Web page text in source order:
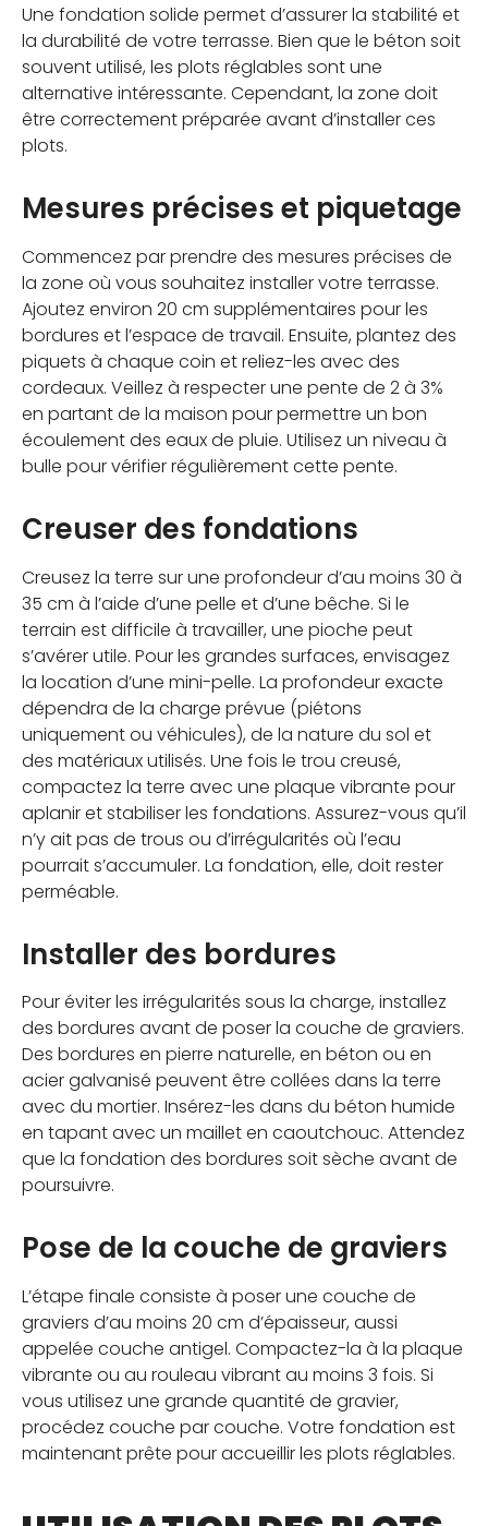
Une fondation solide permet d’assurer la stabilité et
la durabilité de votre terrasse. Bien que le béton soit
souvent utilisé, les plots réglables sont une
alternative intéressante. Cependant, la zone doit
être correctement préparée avant d’installer ces
plots.
Mesures précises et piquetage
Commencez par prendre des mesures précises de
la zone où vous souhaitez installer votre terrasse.
Ajoutez environ 20 cm supplémentaires pour les
bordures et l’espace de travail. Ensuite, plantez des
piquets à chaque coin et reliez-les avec des
cordeaux. Veillez à respecter une pente de 2 à 3%
en partant de la maison pour permettre un bon
écoulement des eaux de pluie. Utilisez un niveau à
bulle pour vérifier régulièrement cette pente.
Creuser des fondations
Creusez la terre sur une profondeur d’au moins 30 à
35 cm à l’aide d’une pelle et d’une bêche. Si le
terrain est difficile à travailler, une pioche peut
s’avérer utile. Pour les grandes surfaces, envisagez
la location d’une mini-pelle. La profondeur exacte
dépendra de la charge prévue (piétons
uniquement ou véhicules), de la nature du sol et
des matériaux utilisés. Une fois le trou creusé,
compactez la terre avec une plaque vibrante pour
aplanir et stabiliser les fondations. Assurez-vous qu’il
n’y ait pas de trous ou d’irrégularités où l’eau
pourrait s’accumuler. La fondation, elle, doit rester
perméable.
Installer des bordures
Pour éviter les irrégularités sous la charge, installez
des bordures avant de poser la couche de graviers.
Des bordures en pierre naturelle, en béton ou en
acier galvanisé peuvent être collées dans la terre
avec du mortier. Insérez-les dans du béton humide
en tapant avec un maillet en caoutchouc. Attendez
que la fondation des bordures soit sèche avant de
poursuivre.
Pose de la couche de graviers
L’étape finale consiste à poser une couche de
graviers d’au moins 20 cm d’épaisseur, aussi
appelée couche antigel. Compactez-la à la plaque
vibrante ou au rouleau vibrant au moins 3 fois. Si
vous utilisez une grande quantité de gravier,
procédez couche par couche. Votre fondation est
maintenant prête pour accueillir les plots réglables.